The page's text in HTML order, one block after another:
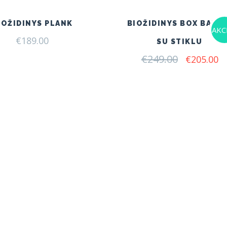
PLANK
€189.00
BIOŽIDINYS BOX
SU STIKLU
€249.00 Original
€205.00